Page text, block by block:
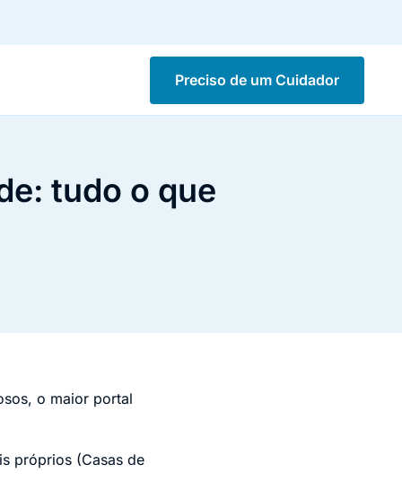
Preciso de um Cuidador
tudo o que
o maior portal
próprios (Casas de